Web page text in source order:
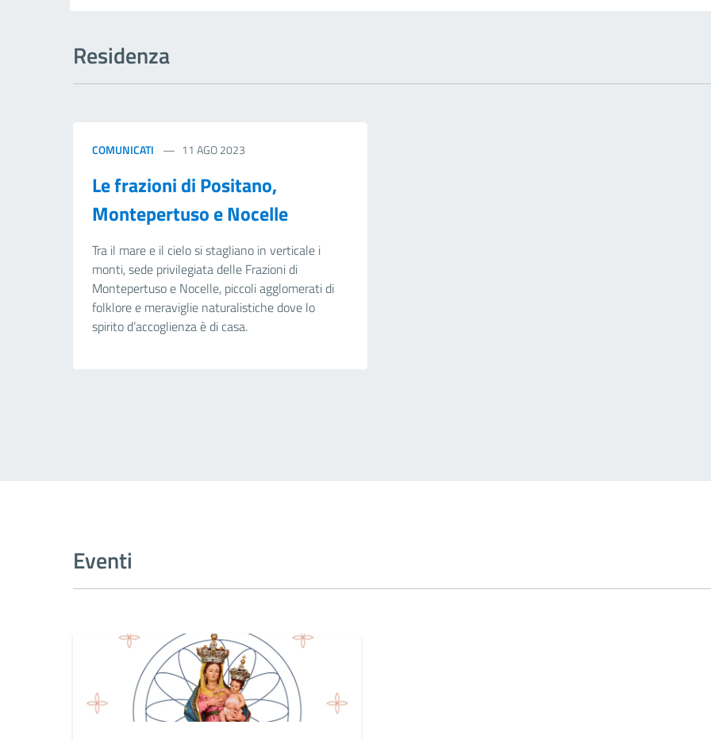
Residenza
COMUNICATI 11 AGO 2023
Le frazioni di Positano,
Montepertuso e Nocelle
Tra il mare e il cielo si stagliano in verticale i
monti, sede privilegiata delle Frazioni di
Montepertuso e Nocelle, piccoli agglomerati di
folklore e meraviglie naturalistiche dove lo
spirito d’accoglienza è di casa.
Eventi